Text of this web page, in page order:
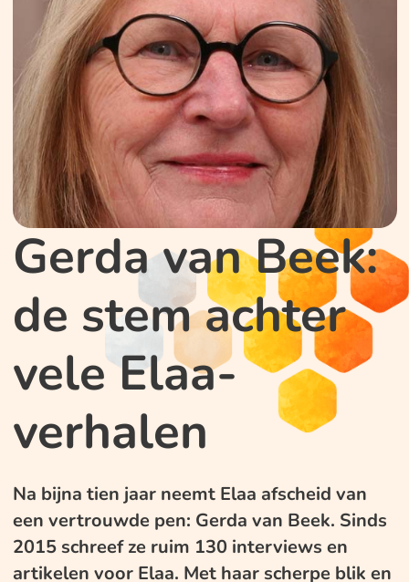
Gerda van Beek:
de stem achter
vele Elaa-
verhalen
Na bijna tien jaar neemt Elaa afscheid van
een vertrouwde pen: Gerda van Beek. Sinds
2015 schreef ze ruim 130 interviews en
artikelen voor Elaa. Met haar scherpe blik en